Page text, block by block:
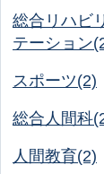
総合リハビ
テーション
スポーツ(2)
総合人間科
人間教育(2)